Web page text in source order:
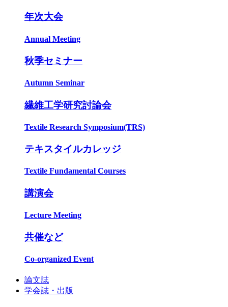
年次大会
Annual Meeting
秋季セミナー
Autumn Seminar
繊維工学研究討論会
Textile Research Symposium(TRS)
テキスタイルカレッジ
Textile Fundamental Courses
講演会
Lecture Meeting
共催など
Co-organized Event
論文誌
学会誌・出版